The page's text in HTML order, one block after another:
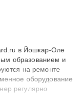
в Йошкар-Оле
образованием и
на ремонте
оборудование
регулярно